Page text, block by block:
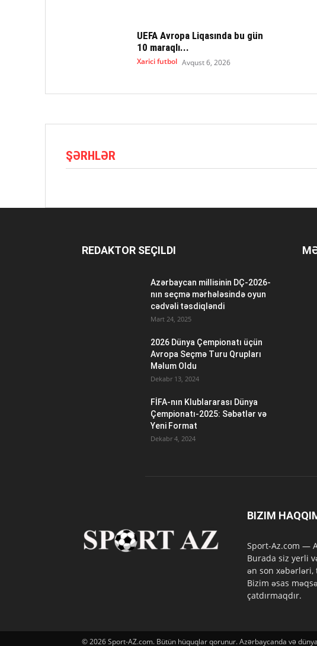
UEFA Avropa Liqasında bu gün
10 maraqlı...
Xarici futbol Avqust 6, 2026
ŞƏRHLƏR
REDAKTOR SEÇILDI
Azərbaycan millisinin DÇ-2026-
nın seçmə mərhələsində oyun
cədvəli təsdiqləndi
Mart 24, 2025
2026 Dünya Çempionatı üçün
Avropa Seçmə Turu Qrupları
Məlum Oldu
Dekabr 13, 2024
FİFA-nın Klublararası Dünya
Çempionatı-2025: Səbətlər və
Yeni Format
Dekabr 4, 2024
BIZIM
Sport-Az.com —
Burada siz yerli
ən son
Bizim əsas
çatdırmaqdır.
© 2026 Sport-AZ.com. Bütün hüquqlar qorunur. Azərbaycanda və